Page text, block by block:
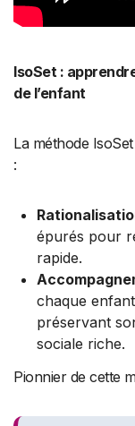
IsoSet :
de l’enfant
La méthode
:
épurés pour
rapide.
chaque
préservant
sociale riche.
Pionnier de cette